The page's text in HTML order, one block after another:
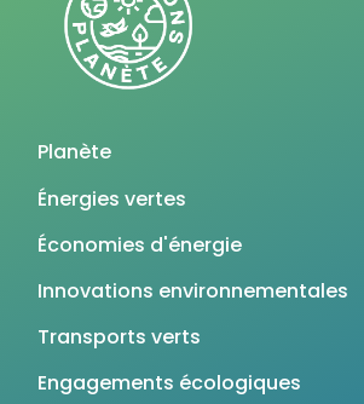
Planète
Énergies vertes
Économies d'énergie
Innovations environnementales
Transports verts
Engagements écologiques